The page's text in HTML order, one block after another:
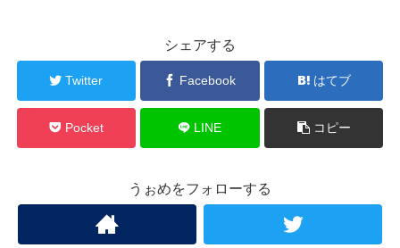
シェアする
Twitter Facebook はてブ
Pocket LINE コピー
うぉめをフォローする